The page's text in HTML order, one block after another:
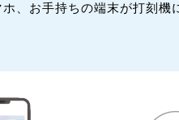
、お手持ちの端末が打刻機